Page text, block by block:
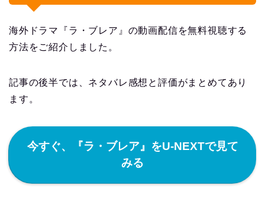
海外ドラマ『ラ・ブレア』の動画配信を無料視聴する
方法をご紹介しました。
記事の後半では、ネタバレ感想と評価がまとめてあり
ます。
今すぐ、『ラ・ブレア』をU-NEXTで見て
みる